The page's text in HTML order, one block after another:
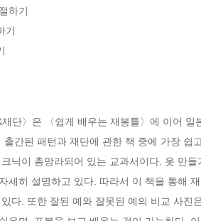
하기
기
재단〉은 〈쉽게 배우는 재봉틀〉에 이어
출간된 패턴과 재단에 관한 책 중에 가장
닉이 총망라되어 있는 교과서이다. 옷 만
세히 설명하고 있다. 따라서 이 책을 통해
다. 또한 잘된 예와 잘못된 예의 비교 사